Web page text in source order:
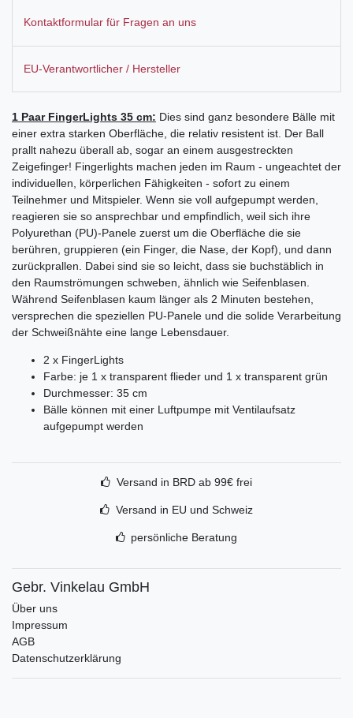
Kontaktformular für Fragen an uns
EU-Verantwortlicher / Hersteller
1 Paar FingerLights 35 cm: Dies sind ganz besondere Bälle mit
einer extra starken Oberfläche, die relativ resistent ist. Der Ball
prallt nahezu überall ab, sogar an einem ausgestreckten
Zeigefinger! Fingerlights machen jeden im Raum - ungeachtet der
individuellen, körperlichen Fähigkeiten - sofort zu einem
Teilnehmer und Mitspieler. Wenn sie voll aufgepumpt werden,
reagieren sie so ansprechbar und empfindlich, weil sich ihre
Polyurethan (PU)-Panele zuerst um die Oberfläche die sie
berühren, gruppieren (ein Finger, die Nase, der Kopf), und dann
zurückprallen. Dabei sind sie so leicht, dass sie buchstäblich in
den Raumströmungen schweben, ähnlich wie Seifenblasen.
Während Seifenblasen kaum länger als 2 Minuten bestehen,
versprechen die speziellen PU-Panele und die solide Verarbeitung
der Schweißnähte eine lange Lebensdauer.
2 x FingerLights
Farbe: je 1 x transparent flieder und 1 x transparent grün
Durchmesser: 35 cm
Bälle können mit einer Luftpumpe mit Ventilaufsatz
aufgepumpt werden
Versand in BRD ab 99€ frei
Versand in EU und Schweiz
persönliche Beratung
Gebr. Vinkelau GmbH
Über uns
Impressum
AGB
Datenschutzerklärung